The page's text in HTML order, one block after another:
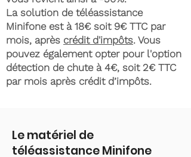
La solution de téléassistance
Minifone est à 18€ soit 9€ TTC par
mois, après crédit d'impôts. Vous
pouvez également opter pour l'option
détection de chute à 4€, soit 2€ TTC
par mois après crédit d’impôts.
Le matériel de
téléassistance Minifone